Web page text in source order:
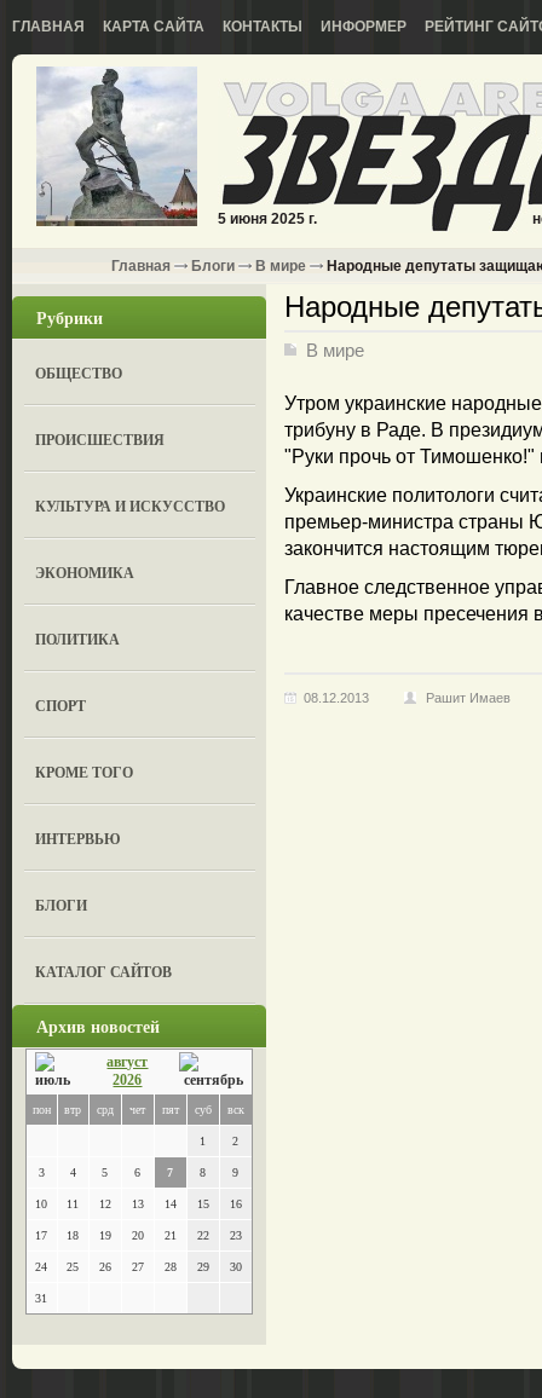
ГЛАВНАЯ КАРТА САЙТА КОНТАКТЫ ИНФОРМЕР РЕЙТИНГ
5 июня 2025 г.
Главная Блоги В мире Народные депутаты
Рубрики
ОБЩЕСТВО
ПРОИСШЕСТВИЯ
КУЛЬТУРА И ИСКУССТВО
ЭКОНОМИКА
ПОЛИТИКА
СПОРТ
КРОМЕ ТОГО
ИНТЕРВЬЮ
БЛОГИ
КАТАЛОГ САЙТОВ
Архив новостей
август
2026
пон втр срд чет пят суб вск
1 2
3 4 5 6 7 8 9
10 11 12 13 14 15 16
17 18 19 20 21 22 23
24 25 26 27 28 29 30
31
Народные
В мире
Утром украинские
трибуну в Раде. В
"Руки прочь от Тимошенко!"
Украинские политологи
премьер-министра страны
закончится настоящим
Главное следственное
качестве меры пресечения
08.12.2013 Рашит Имаев